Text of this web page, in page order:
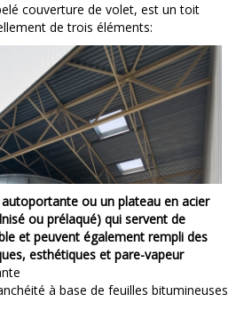
couverture de volet, est un toit
de trois éléments:
ou un plateau en acier
ou prélaqué) qui servent de
et peuvent également rempli des
esthétiques et pare-vapeur
à base de feuilles bitumineuses